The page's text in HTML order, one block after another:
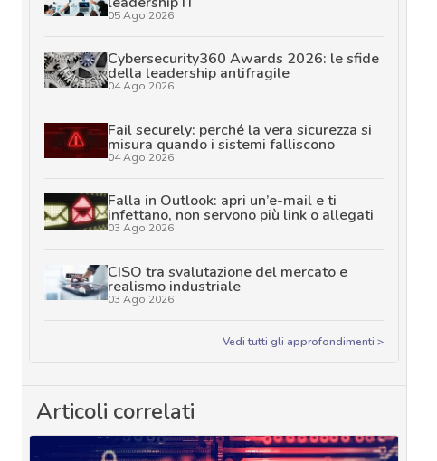
05 Ago 2026
Cybersecurity360 Awards 2026: le sfide
della leadership antifragile
04 Ago 2026
Fail securely: perché la vera sicurezza si
misura quando i sistemi falliscono
04 Ago 2026
Falla in Outlook: apri un’e-mail e ti
infettano, non servono più link o allegati
03 Ago 2026
CISO tra svalutazione del mercato e
realismo industriale
03 Ago 2026
Vedi tutti gli approfondimenti >
Articoli correlati